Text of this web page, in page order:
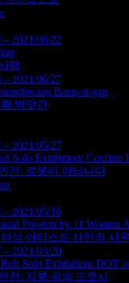
– 2021/08/22
람
– 2021/06/27
Bang-at-gan
방앗간
– 2021/05/27
Solo Exhibition: Confirm
전: 로봇이 아닙니다
– 2021/05/16
Projects by 11 Women
성 아티스트 11인의 사
– 2021/03/20
Solo Exhibition: DOT
전: 지붕 위의 도로시